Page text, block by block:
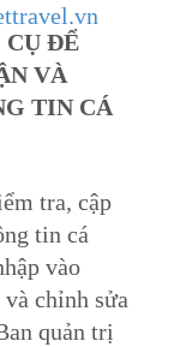
CỤ ĐỂ
VÀ
TIN CÁ
tra, cập
tin cá
vào
chỉnh sửa
quản trị